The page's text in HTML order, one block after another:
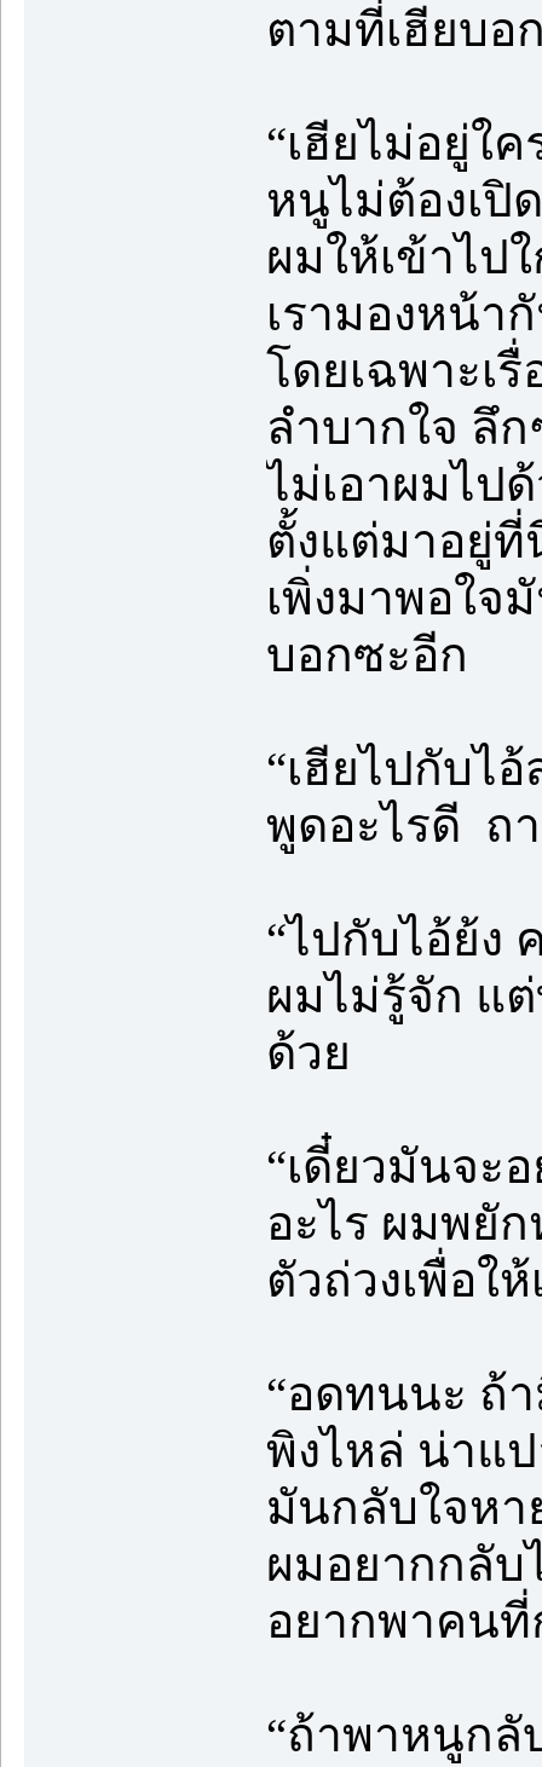
ตามที่เฮียบอ
“เฮียไม่อยู่ใ
หนูไม่ต้องเปิ
ผมให้เข้าไป
เรามองหน้า
โดยเฉพาะเ
ลำบากใจ ลึ
ไม่เอาผมไป
ตั้งแต่มาอยู่ที่
เพิ่งมาพอใจ
บอกซะอีก
“เฮียไปกับไ
พูดอะไรดี ถ
“ไปกับไอ้ย้ง
ผมไม่รู้จัก แ
ด้วย
“เดี๋ยวมันจะ
อะไร ผมพยั
ตัวถ่วงเพื่อใ
“อดทนนะ ถ้
พิงไหล่ น่าแ
มันกลับใจห
ผมอยากกลับ
อยากพาคน
“ถ้าพาหนูกลั